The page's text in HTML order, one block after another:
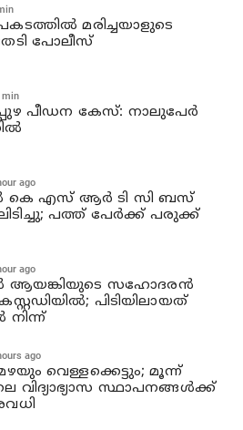
മരിച്ചയാളുടെ
പോലീസ്
min
പീഡന കേസ്: നാലുപേര്‍
ago
കെ എസ് ആര്‍ ടി സി ബസ്
പത്ത് പേര്‍ക്ക് പരുക്ക്
ago
സഹോദരന്‍
പിടിയിലായത്
ago
വെള്ളക്കെട്ടും; മൂന്ന്‌
വിദ്യാഭ്യാസ സ്ഥാപനങ്ങള്‍ക്ക്